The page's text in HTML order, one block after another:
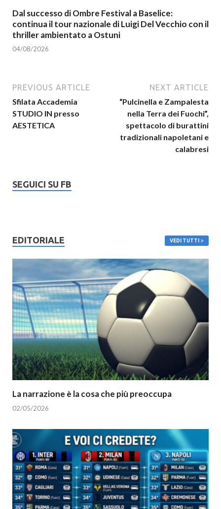
Dal successo di Ombre Festival a Baselice:
continua il tour nazionale di Luigi Del Vecchio con il
thriller ambientato a Ostuni
04/08/2026
PREVIOUS ARTICLE
Sfilata Accademia
STUDIO IN presso
AESTETICA
NEXT ARTICLE
“Pulcinella e Zampalesta
nella Terra dei Fuochi”,
spettacolo di burattini
tradizionali napoletani e
calabresi
SEGUICI SU FB
EDITORIALE VEDI TUTTI
La narrazione è la cosa che più preoccupa
02/05/2026